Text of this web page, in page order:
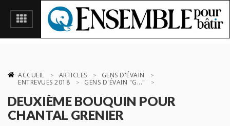
ACCUEIL ARTICLES
GENS D'ÉVAIN
ENTREVUES 2018
GENS D'ÉVAIN "G..."
DEUXIÈME BOUQUIN POUR
CHANTAL GRENIER